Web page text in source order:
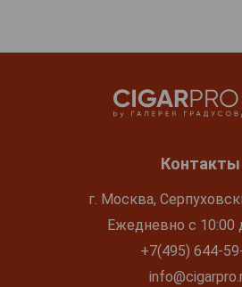
Контакты
г. Москва,
Ежедневно с 10:00
+7(495) 644-